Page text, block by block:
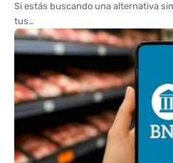
Si estás buscando una alternativa
tus…